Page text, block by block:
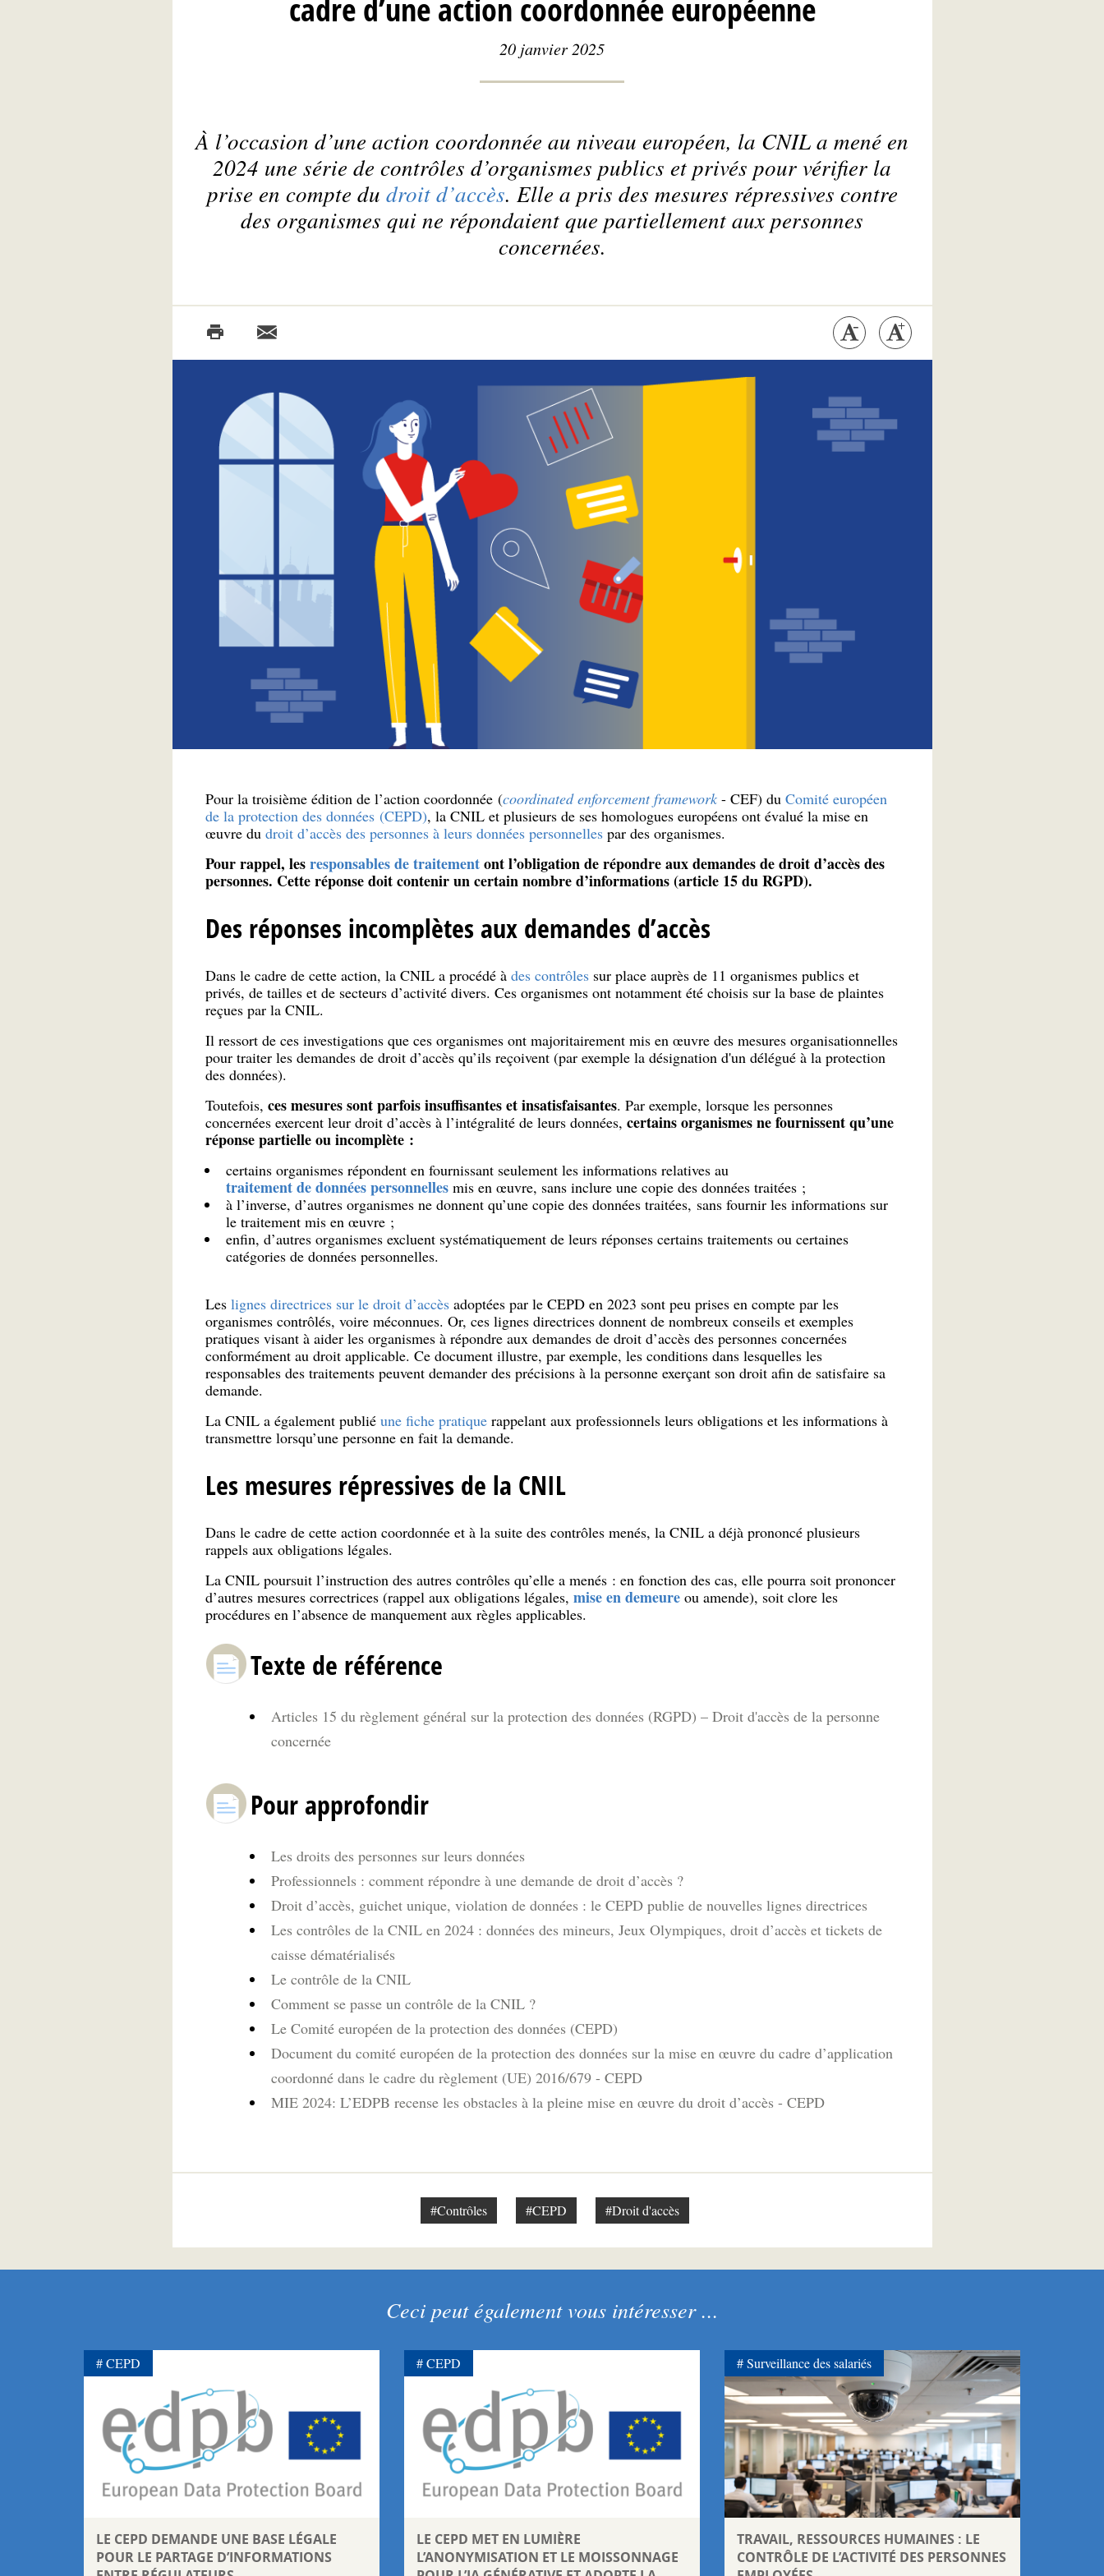
cadre d’une action coordonnée européenne
20 janvier 2025
À l’occasion d’une action coordonnée au niveau européen, la CNIL a mené en
2024 une série de contrôles d’organismes publics et privés pour vérifier la
prise en compte du droit d’accès. Elle a pris des mesures répressives contre
des organismes qui ne répondaient que partiellement aux personnes
concernées.
Pour la troisième édition de l’action coordonnée (coordinated enforcement framework - CEF) du Comité européen
de la protection des données (CEPD), la CNIL et plusieurs de ses homologues européens ont évalué la mise en
œuvre du droit d’accès des personnes à leurs données personnellespar des organismes.
Pour rappel, lesresponsables de traitementont l’obligation de répondre aux demandes de droit d’accès des
personnes. Cette réponse doit contenir un certain nombre d’informations (article 15 du RGPD).
Des réponses incomplètes aux demandes d’accès
Dans le cadre de cette action, la CNIL a procédé à des contrôlessur place auprès de 11 organismes publics et
privés, de tailles et de secteurs d’activité divers. Ces organismes ont notamment été choisis sur la base de plaintes
reçues par la CNIL.
Il ressort de ces investigations que ces organismes ont majoritairement mis en œuvre des mesures organisationnelles
pour traiter les demandes de droit d’accès qu’ils reçoivent (par exemple la désignation d'un délégué à la protection
des données).
Toutefois, ces mesures sont parfois insuffisantes et insatisfaisantes. Par exemple, lorsque les personnes
concernées exercent leur droit d’accès à l’intégralité de leurs données, certains organismes ne fournissent qu’une
réponse partielle ou incomplète :
certains organismes répondent en fournissant seulement les informations relatives au
traitement de données personnellesmis en œuvre, sans inclure une copie des données traitées ;
à l’inverse, d’autres organismes ne donnent qu’une copie des données traitées, sans fournir les informations sur
le traitement mis en œuvre ;
enfin, d’autres organismes excluent systématiquement de leurs réponses certains traitements ou certaines
catégories de données personnelles.
Les lignes directrices sur le droit d’accèsadoptées par le CEPD en 2023 sont peu prises en compte par les
organismes contrôlés, voire méconnues. Or, ces lignes directrices donnent de nombreux conseils et exemples
pratiques visant à aider les organismes à répondre aux demandes de droit d’accès des personnes concernées
conformément au droit applicable. Ce document illustre, par exemple, les conditions dans lesquelles les
responsables des traitements peuvent demander des précisions à la personne exerçant son droit afin de satisfaire sa
demande.
La CNIL a également publié une fiche pratiquerappelant aux professionnels leurs obligations et les informations à
transmettre lorsqu’une personne en fait la demande.
Les mesures répressives de la CNIL
Dans le cadre de cette action coordonnée et à la suite des contrôles menés, la CNIL a déjà prononcé plusieurs
rappels aux obligations légales.
La CNIL poursuit l’instruction des autres contrôles qu’elle a menés : en fonction des cas, elle pourra soit prononcer
d’autres mesures correctrices (rappel aux obligations légales, mise en demeureou amende), soit clore les
procédures en l’absence de manquement aux règles applicables.
Texte de référence
Articles 15 du règlement général sur la protection des données (RGPD) – Droit d'accès de la personne
concernée
Pour approfondir
Les droits des personnes sur leurs données
Professionnels : comment répondre à une demande de droit d’accès ?
Droit d’accès, guichet unique, violation de données : le CEPD publie de nouvelles lignes directrices
Les contrôles de la CNIL en 2024 : données des mineurs, Jeux Olympiques, droit d’accès et tickets de
caisse dématérialisés
Le contrôle de la CNIL
Comment se passe un contrôle de la CNIL ?
Le Comité européen de la protection des données (CEPD)
Document du comité européen de la protection des données sur la mise en œuvre du cadre d’application
coordonné dans le cadre du règlement (UE) 2016/679 - CEPD
MIE 2024: L’EDPB recense les obstacles à la pleine mise en œuvre du droit d’accès - CEPD
#Contrôles #CEPD #Droit d'accès
Ceci peut également vous intéresser ...
LE CEPD DEMANDE UNE BASE LÉGALE
POUR LE PARTAGE D’INFORMATIONS
CEPD
LE CEPD MET EN LUMIÈRE
L’ANONYMISATION ET LE MOISSONNAGE
CEPD
TRAVAIL, RESSOURCES HUMAINES : LE
CONTRÔLE DE L’ACTIVITÉ DES PERSONNES
Surveillance des salariés